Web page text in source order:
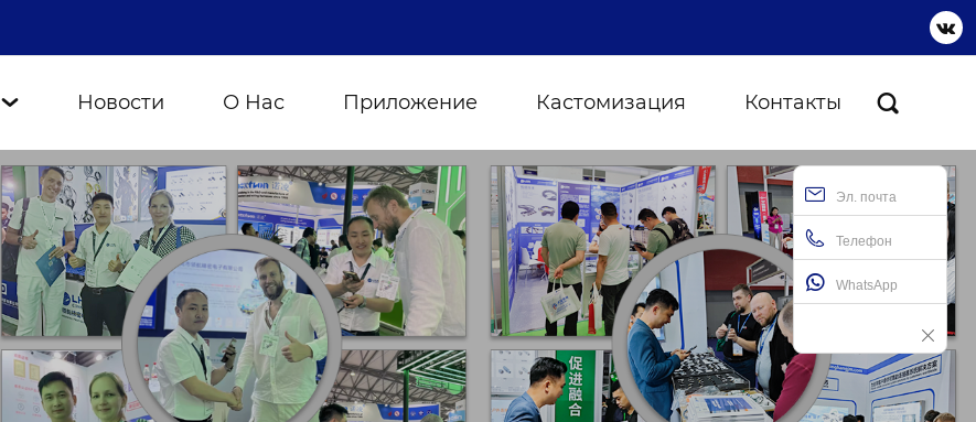

 Новости О Нас Приложение Кастомизация Контакты 
Эл. почта
Телефон
WhatsApp